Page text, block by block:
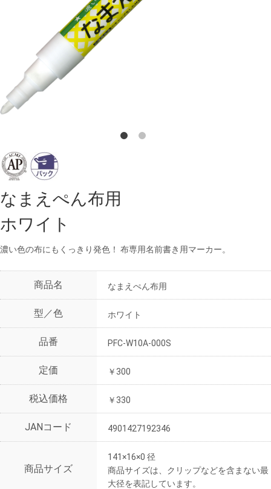
なまえぺん布用
ホワイト
濃い色の布にもくっきり発色！ 布専用名前書き用マーカー。
商品名 なまえぺん布用
型／色 ホワイト
品番 PFC-W10A-000S
定価 ￥300
税込価格 ￥330
JANコード 4901427192346
商品サイズ
141×16×0 径
商品サイズは、クリップなどを含まない最
大径を表記しています。